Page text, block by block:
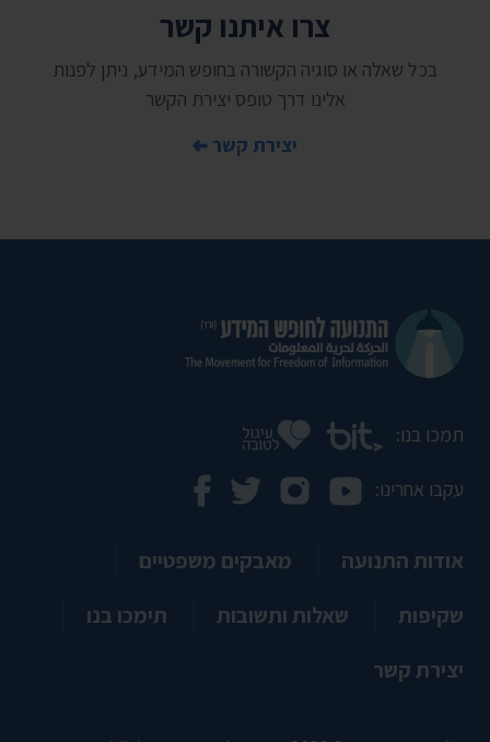
צרו איתנו קשר
בכל שאלה או סוגיה הקשורה בחופש המידע, ניתן לפנות
אלינו דרך טופס יצירת הקשר
יצירת קשר
תמכו בנו:
עקבו אחרינו:
אודות התנועה
מאבקים משפטיים
שקיפות
שאלות ותשובות
תימכו בנו
יצירת קשר